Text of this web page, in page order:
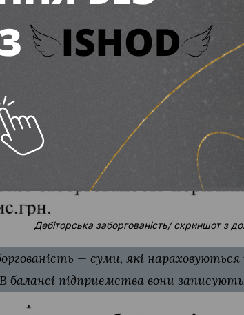
Дебіторська заборгованість/ скриншот з
— суми, які нараховуються
В балансі підприємства вони